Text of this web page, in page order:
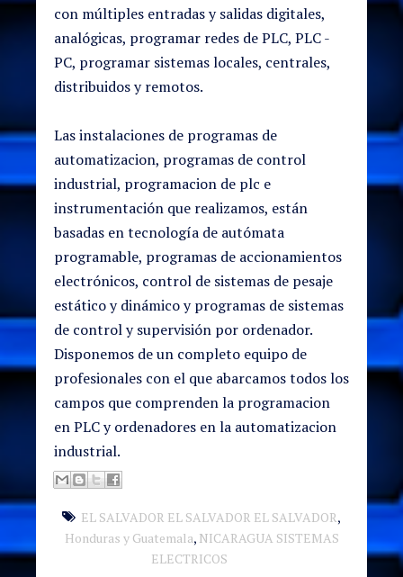
con múltiples entradas y salidas digitales,
analógicas, programar redes de PLC, PLC -
PC, programar sistemas locales, centrales,
distribuidos y remotos.
Las instalaciones de programas de
automatizacion, programas de control
industrial, programacion de plc e
instrumentación que realizamos, están
basadas en tecnología de autómata
programable, programas de accionamientos
electrónicos, control de sistemas de pesaje
estático y dinámico y programas de sistemas
de control y supervisión por ordenador.
Disponemos de un completo equipo de
profesionales con el que abarcamos todos los
campos que comprenden la programacion
en PLC y ordenadores en la automatizacion
industrial.
EL SALVADOR EL SALVADOR EL SALVADOR,
Honduras y Guatemala, NICARAGUA SISTEMAS
ELECTRICOS